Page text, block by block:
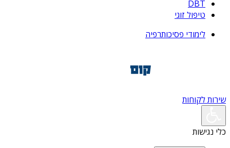
DBT
טיפול זוגי
לימודי פסיכותרפיה
שירות לקוחות
כלי נגישות